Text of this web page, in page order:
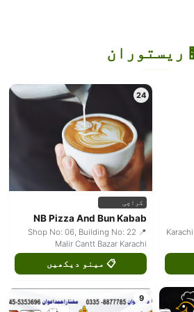
ریستوران
24
کراچی
NB Pizza And Bun Kabab
📍 Shop No: 06, Building No: 22
Malir Cantt Bazar Karachi
📋 مینو دیکھیں
9